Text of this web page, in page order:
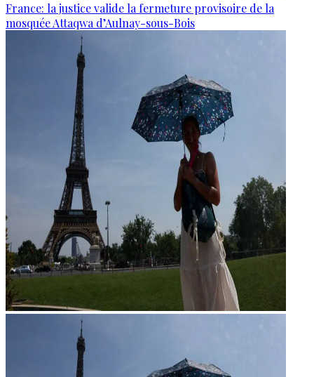
France: la justice valide la fermeture provisoire de la
mosquée Attaqwa d’Aulnay-sous-Bois